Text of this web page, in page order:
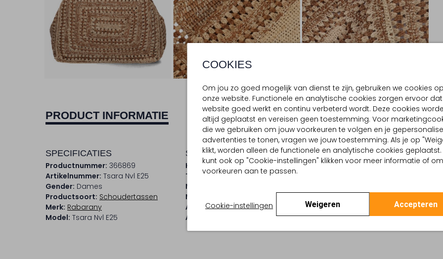
COOKIES
Om jou zo goed mogelijk van dienst te zijn, gebruiken we cookies op
onze website. Functionele en analytische cookies zorgen ervoor
website goed werkt en continu verbeterd wordt. Deze cookies
altijd geplaatst en vereisen geen toestemming. Voor
die we gebruiken om jouw voorkeuren te volgen en je
advertenties te tonen, vragen we jouw toestemming. Als je op
klikt, worden alleen de functionele en analytische cookies geplaatst.
kunt ook op "Cookie-instellingen" klikken voor meer informatie of
voorkeuren aan te passen.
Cookie-instellingen Weigeren Accepteren
PRODUCT INFORMATIE BEZORGEN & RETOURNEREN
SPECIFICATIES
Productnummer: 366869
Artikelnummer: Tsara Nvl E25
Gender: Dames
Productsoort: Schoudertassen
Merk: Rabarany
Model: Tsara Nvl E25
SAMENSTELLING & PASVORM
Kleur: Multi
Trends: Earthcore Aesthetic
Materiaal buitenkant:
Materiaal binnenkant:
Afmetingen: 55 X 22 X 30
Afneembaar hengsel:
Nee
OMSCHRIJVING
Verrijk je garderobe, dames,
kenmerkende, geweven
geometrisch patroon in het
ruime binnenzijde. Draag
Combineer dit accessoire
ingetogen kleuren passen